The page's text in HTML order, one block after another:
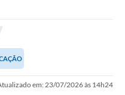
em: 23/07/2026 às 14h24